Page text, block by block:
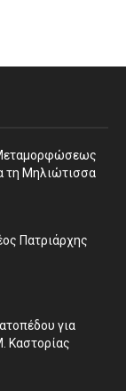
τη Μηλιώτισσα
Πατριάρχης
για
Καστορίας